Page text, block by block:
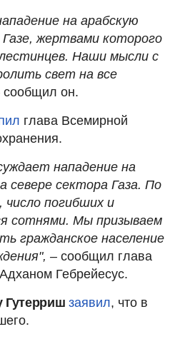
на арабскую
Газе, жертвами которого
Наши мысли с
свет на все
сообщил он.
глава Всемирной
нападение на
севере сектора Газа. По
погибших и
сотнями. Мы призываем
гражданское население
– сообщил глава
Гебрейесус.
Гутерриш заявил, что в